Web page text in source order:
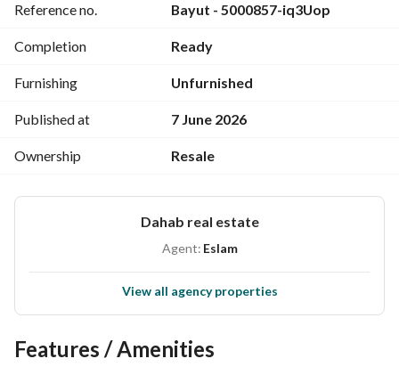
للتواصل والاستفسار
م/اسلام المصرى
شركة دهب للتسويق العقاري فى مدينتى مكتب 217 بمجمع البنوك
Reference no. Bayut - 5000857-iq3Uop
Completion Ready
Furnishing Unfurnished
Published at 7 June 2026
Ownership Resale
Dahab real estate
Agent: Eslam
View all agency properties
Features / Amenities